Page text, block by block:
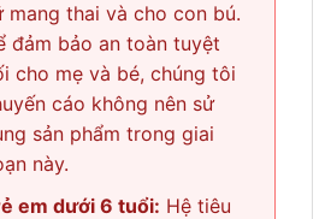
mang thai và cho con bú.
đảm bảo an toàn tuyệt
cho mẹ và bé, chúng tôi
cáo không nên sử
sản phẩm trong giai
này.
em dưới 6 tuổi: Hệ tiêu